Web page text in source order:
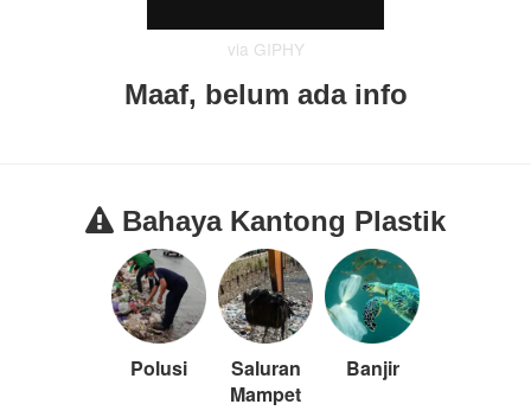
via GIPHY
Maaf, belum ada info
Bahaya Kantong Plastik
Polusi
Saluran
Mampet
Banjir